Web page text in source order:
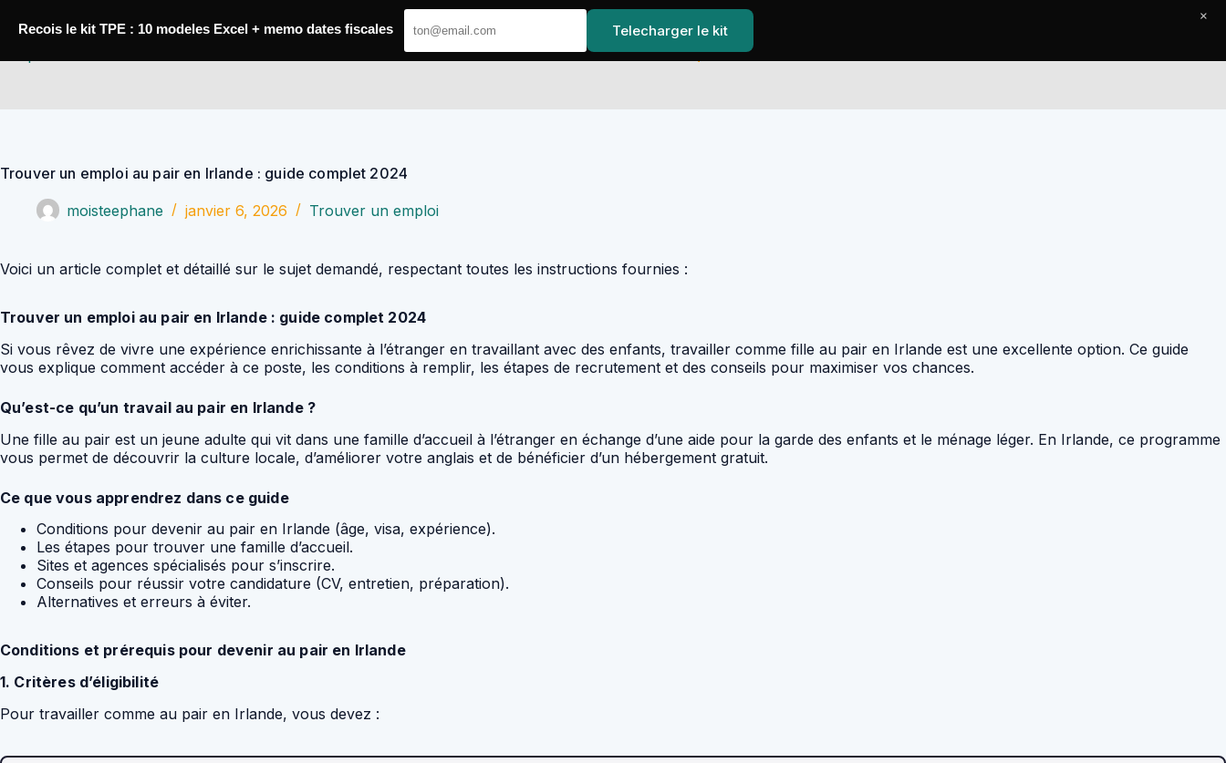
Trouver un emploi au pair en Irlande : guide complet 2024
moisteephane janvier 6, 2026 Trouver un emploi
Voici un article complet et détaillé sur le sujet demandé, respectant toutes les instructions fournies :
Trouver un emploi au pair en Irlande : guide complet 2024
Si vous rêvez de vivre une expérience enrichissante à l’étranger en travaillant avec des enfants, travailler comme fille au pair en Irlande est une excellente option. Ce guide
vous explique comment accéder à ce poste, les conditions à remplir, les étapes de recrutement et des conseils pour maximiser vos chances.
Qu’est-ce qu’un travail au pair en Irlande ?
Une fille au pair est un jeune adulte qui vit dans une famille d’accueil à l’étranger en échange d’une aide pour la garde des enfants et le ménage léger. En Irlande, ce programme
vous permet de découvrir la culture locale, d’améliorer votre anglais et de bénéficier d’un hébergement gratuit.
Ce que vous apprendrez dans ce guide
Conditions pour devenir au pair en Irlande (âge, visa, expérience).
Les étapes pour trouver une famille d’accueil.
Sites et agences spécialisés pour s’inscrire.
Conseils pour réussir votre candidature (CV, entretien, préparation).
Alternatives et erreurs à éviter.
Conditions et prérequis pour devenir au pair en Irlande
1. Critères d’éligibilité
Pour travailler comme au pair en Irlande, vous devez :
Recois le kit TPE : 10 modeles Excel + memo dates fiscales Telecharger le kit
×